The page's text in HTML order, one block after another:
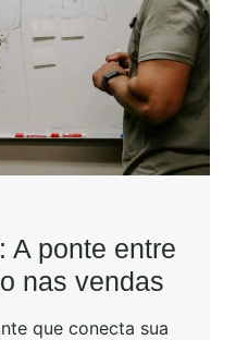
A ponte entre
nas vendas
que conecta sua